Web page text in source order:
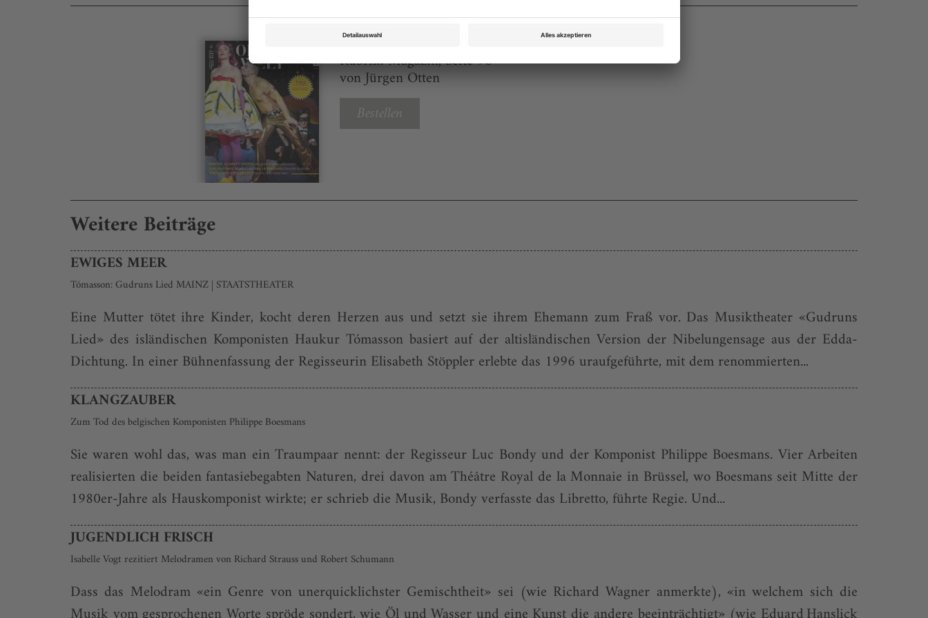
Opernwelt 6 2022
Rubrik: Magazin, Seite 96
von Jürgen Otten
Bestellen
Weitere Beiträge
EWIGES MEER
Tómasson: Gudruns Lied MAINZ | STAATSTHEATER
Eine Mutter tötet ihre Kinder, kocht deren Herzen aus und setzt sie ihrem Ehemann zum Fraß vor. Das Musiktheater «Gudruns
Lied» des isländischen Komponisten Haukur Tómasson basiert auf der altisländischen Version der Nibelungensage aus der Edda-
Dichtung. In einer Bühnenfassung der Regisseurin Elisabeth Stöppler erlebte das 1996 uraufgeführte, mit dem renommierten...
KLANGZAUBER
Zum Tod des belgischen Komponisten Philippe Boesmans
Sie waren wohl das, was man ein Traumpaar nennt: der Regisseur Luc Bondy und der Komponist Philippe Boesmans. Vier Arbeiten
realisierten die beiden fantasiebegabten Naturen, drei davon am Théâtre Royal de la Monnaie in Brüssel, wo Boesmans seit Mitte der
1980er-Jahre als Hauskomponist wirkte; er schrieb die Musik, Bondy verfasste das Libretto, führte Regie. Und...
JUGENDLICH FRISCH
Isabelle Vogt rezitiert Melodramen von Richard Strauss und Robert Schumann
Dass das Melodram «ein Genre von unerquicklichster Gemischtheit» sei (wie Richard Wagner anmerkte), «in welchem sich die